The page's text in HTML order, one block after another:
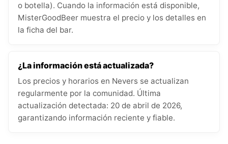
o botella). Cuando la información está disponible,
MisterGoodBeer muestra el precio y los detalles en
la ficha del bar.
¿La información está actualizada?
Los precios y horarios en Nevers se actualizan
regularmente por la comunidad. Última
actualización detectada: 20 de abril de 2026,
garantizando información reciente y fiable.